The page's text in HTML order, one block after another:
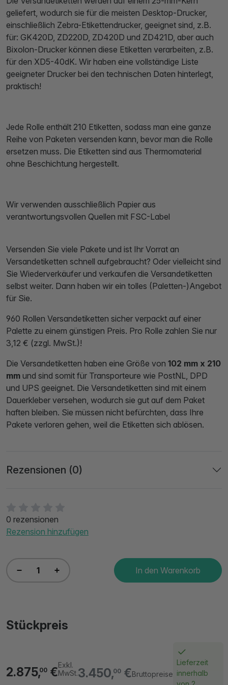
0 rezensionen
Rezension hinzufügen
In den Warenkorb
Stückpreis
3.450,00€Bruttopreise
2.875,00 €Exkl.
MwSt.
Lieferzeit
innerhalb
geliefert, wodurch sie für die meisten Desktop-Drucker,
einschließlich Zebra-Etikettendrucker, geeignet sind, z.B.
für: GK420D, ZD220D, ZD420D und ZD421D, aber auch
Bixolon-Drucker können diese Etiketten verarbeiten, z.B.
für den XD5-40dK. Wir haben eine vollständige Liste
geeigneter Drucker bei den technischen Daten hinterlegt,
praktisch!
Jede Rolle enthält 210 Etiketten, sodass man eine ganze
Reihe von Paketen versenden kann, bevor man die Rolle
ersetzen muss. Die Etiketten sind aus Thermomaterial
ohne Beschichtung hergestellt.
Wir verwenden ausschließlich Papier aus
verantwortungsvollen Quellen mit FSC-Label
Versenden Sie viele Pakete und ist Ihr Vorrat an
Versandetiketten schnell aufgebraucht? Oder vielleicht sind
Sie Wiederverkäufer und verkaufen die Versandetiketten
selbst weiter. Dann haben wir ein tolles (Paletten-)Angebot
für Sie.
960 Rollen Versandetiketten sicher verpackt auf einer
Palette zu einem günstigen Preis. Pro Rolle zahlen Sie nur
3,12 € (zzgl. MwSt.)!
Die Versandetiketten haben eine Größe von 102 mm x 210
mm und sind somit für Transporteure wie PostNL, DPD
und UPS geeignet. Die Versandetiketten sind mit einem
Dauerkleber versehen, wodurch sie gut auf dem Paket
haften bleiben. Sie müssen nicht befürchten, dass Ihre
Pakete verloren gehen, weil die Etiketten sich ablösen.
Rezensionen (0)